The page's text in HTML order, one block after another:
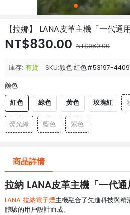
【拉娜】 LANA皮革主機「一代通用
NT$830.00 NT$980.00
庫存: 有貨 SKU:颜色:紅色#53197-
颜色
紅色 綠色 黃色 玫瑰紅
熒光綠 藍色 紫色
商品詳情
拉納 LANA皮革主機「一代通
LANA 拉納電子煙主機融合了先進科技與
體驗的用戶設計而成。